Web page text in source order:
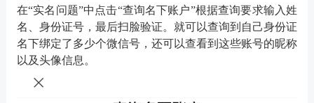
在“实名问题”中点击“查询名下账户”根据查询要求输入姓
名、身份证号，最后扫脸验证。就可以查询到自己身份证
名下绑定了多少个微信号，还可以查看到这些账号的昵称
以及头像信息。